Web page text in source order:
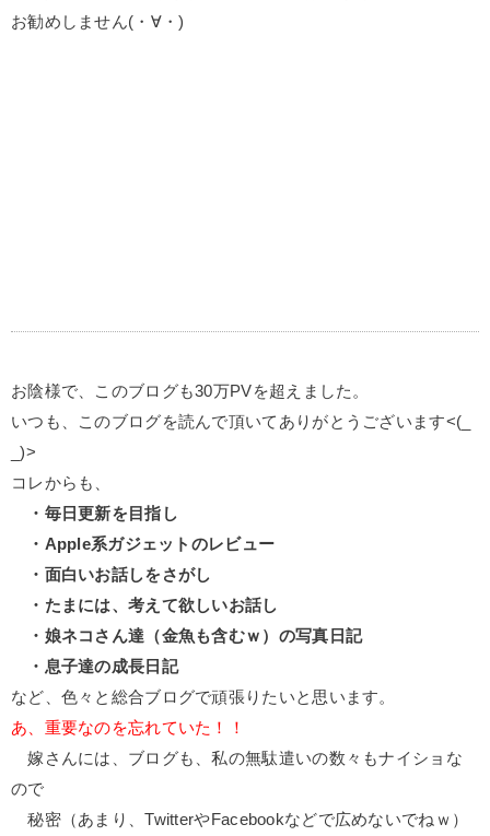
お勧めしません(・∀・)
お陰様で、このブログも30万PVを超えました。
いつも、このブログを読んで頂いてありがとうございます<(_
_)>
コレからも、
・毎日更新を目指し
・Apple系ガジェットのレビュー
・面白いお話しをさがし
・たまには、考えて欲しいお話し
・娘ネコさん達（金魚も含むｗ）の写真日記
・息子達の成長日記
など、色々と総合ブログで頑張りたいと思います。
あ、重要なのを忘れていた！！
嫁さんには、ブログも、私の無駄遣いの数々もナイショな
ので
秘密（あまり、TwitterやFacebookなどで広めないでねｗ）